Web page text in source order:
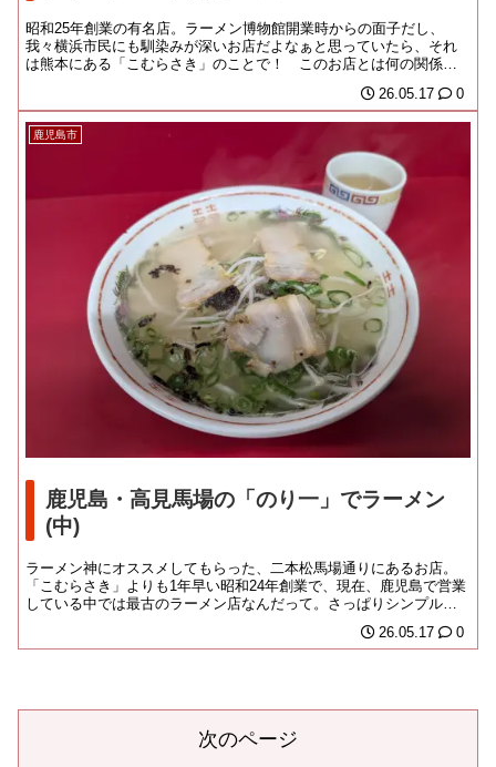
昭和25年創業の有名店。ラーメン博物館開業時からの面子だし、
我々横浜市民にも馴染みが深いお店だよなぁと思っていたら、それ
は熊本にある「こむらさき」のことで！ このお店とは何の関係も
26.05.17 0
鹿児島市
鹿児島・高見馬場の「のり一」でラーメン
(中)
ラーメン神にオススメしてもらった、二本松馬場通りにあるお店。
「こむらさき」よりも1年早い昭和24年創業で、現在、鹿児島で営業
している中では最古のラーメン店なんだって。さっぱりシンプルな
26.05.17 0
次のページ